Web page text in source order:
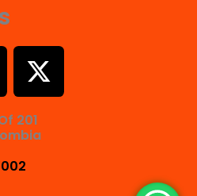
X
-
w
201